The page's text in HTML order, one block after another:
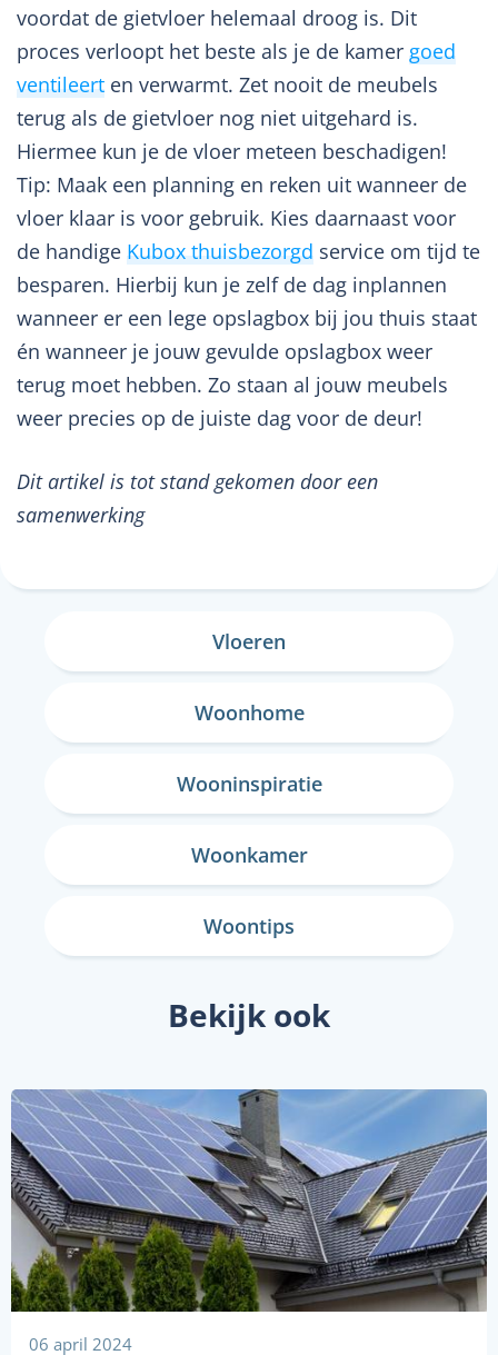
voordat de gietvloer helemaal droog is. Dit
proces verloopt het beste als je de kamer goed
ventileert en verwarmt. Zet nooit de meubels
terug als de gietvloer nog niet uitgehard is.
Hiermee kun je de vloer meteen beschadigen!
Tip: Maak een planning en reken uit wanneer de
vloer klaar is voor gebruik. Kies daarnaast voor
de handige Kubox thuisbezorgd service om tijd te
besparen. Hierbij kun je zelf de dag inplannen
wanneer er een lege opslagbox bij jou thuis staat
én wanneer je jouw gevulde opslagbox weer
terug moet hebben. Zo staan al jouw meubels
weer precies op de juiste dag voor de deur!
Dit artikel is tot stand gekomen door een
samenwerking
Vloeren
Woonhome
Wooninspiratie
Woonkamer
Woontips
Bekijk ook
06 april 2024